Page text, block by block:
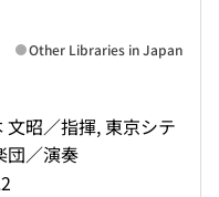
昭／指揮, 東京シテ
団／演奏
Other Libraries in Japan